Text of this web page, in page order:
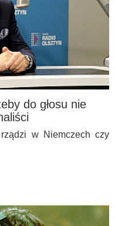
do głosu nie
w Niemczech czy